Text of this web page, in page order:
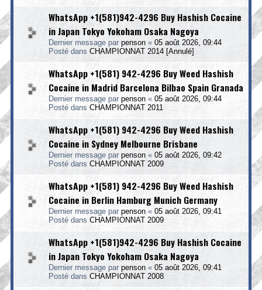
WhatsApp +1(581)942-4296 Buy Hashish Cocaine
in Japan Tokyo Yokoham Osaka Nagoya
Dernier message par penson « 05 août 2026, 09:44
Posté dans CHAMPIONNAT 2014 [Annulé]
WhatsApp +1(581) 942-4296 Buy Weed Hashish
Cocaine in Madrid Barcelona Bilbao Spain Granada
Dernier message par penson « 05 août 2026, 09:44
Posté dans CHAMPIONNAT 2011
WhatsApp +1(581) 942-4296 Buy Weed Hashish
Cocaine in Sydney Melbourne Brisbane
Dernier message par penson « 05 août 2026, 09:42
Posté dans CHAMPIONNAT 2009
WhatsApp +1(581) 942-4296 Buy Weed Hashish
Cocaine in Berlin Hamburg Munich Germany
Dernier message par penson « 05 août 2026, 09:41
Posté dans CHAMPIONNAT 2009
WhatsApp +1(581)942-4296 Buy Hashish Cocaine
in Japan Tokyo Yokoham Osaka Nagoya
Dernier message par penson « 05 août 2026, 09:41
Posté dans CHAMPIONNAT 2008